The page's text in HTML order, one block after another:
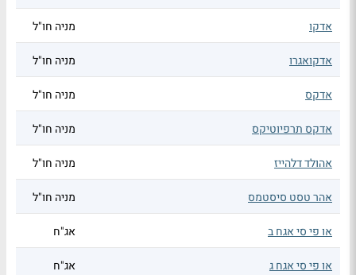
אדקו מניה חו"ל
אדקואגרו מניה חו"ל
אדקס מניה חו"ל
אדקס תרפיוטיקס מניה חו"ל
אהולד דלהייז מניה חו"ל
אהר טסט סיסטמס מניה חו"ל
או פי סי אגח ב אג"ח
או פי סי אגח ג אג"ח